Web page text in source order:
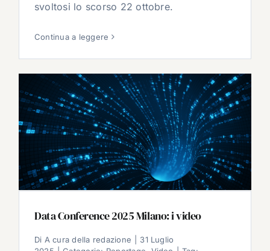
svoltosi lo scorso 22 ottobre.
Continua a leggere
Data Conference 2025 Milano: i video
Di A cura della redazione
31 Luglio